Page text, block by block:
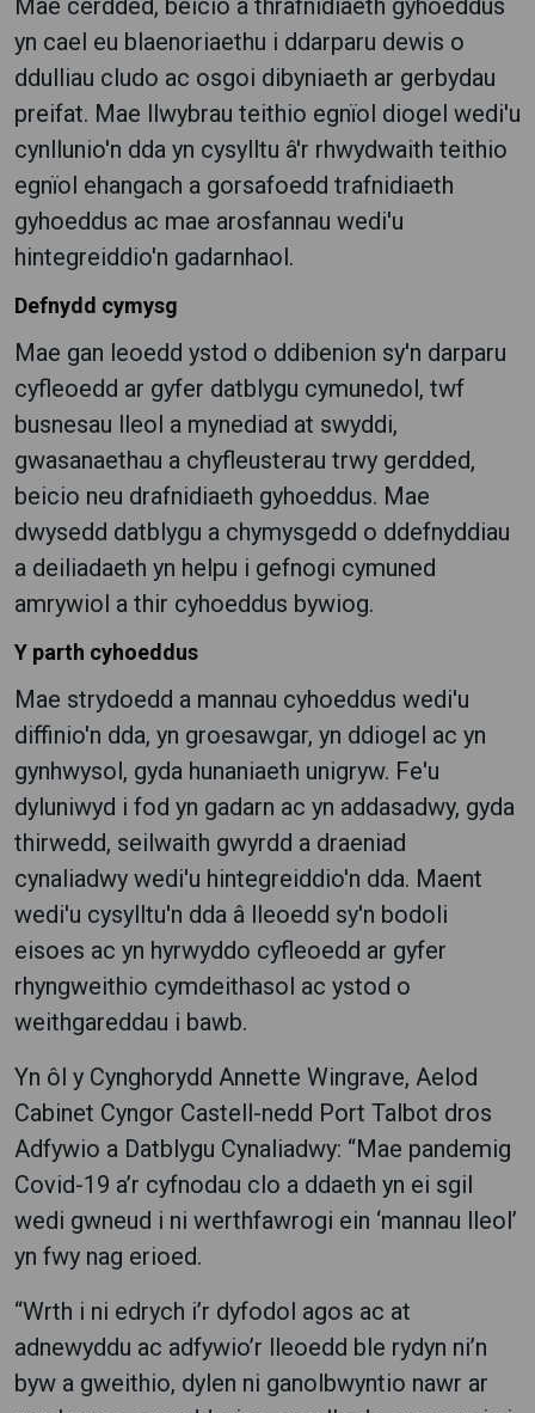
Mae cerdded, beicio a thrafnidiaeth gyhoeddus
yn cael eu blaenoriaethu i ddarparu dewis o
ddulliau cludo ac osgoi dibyniaeth ar gerbydau
preifat. Mae llwybrau teithio egnïol diogel wedi'u
cynllunio'n dda yn cysylltu â'r rhwydwaith teithio
egnïol ehangach a gorsafoedd trafnidiaeth
gyhoeddus ac mae arosfannau wedi'u
hintegreiddio'n gadarnhaol.
Defnydd cymysg
Mae gan leoedd ystod o ddibenion sy'n darparu
cyfleoedd ar gyfer datblygu cymunedol, twf
busnesau lleol a mynediad at swyddi,
gwasanaethau a chyfleusterau trwy gerdded,
beicio neu drafnidiaeth gyhoeddus. Mae
dwysedd datblygu a chymysgedd o ddefnyddiau
a deiliadaeth yn helpu i gefnogi cymuned
amrywiol a thir cyhoeddus bywiog.
Y parth cyhoeddus
Mae strydoedd a mannau cyhoeddus wedi'u
diffinio'n dda, yn groesawgar, yn ddiogel ac yn
gynhwysol, gyda hunaniaeth unigryw. Fe'u
dyluniwyd i fod yn gadarn ac yn addasadwy, gyda
thirwedd, seilwaith gwyrdd a draeniad
cynaliadwy wedi'u hintegreiddio'n dda. Maent
wedi'u cysylltu'n dda â lleoedd sy'n bodoli
eisoes ac yn hyrwyddo cyfleoedd ar gyfer
rhyngweithio cymdeithasol ac ystod o
weithgareddau i bawb.
Yn ôl y Cynghorydd Annette Wingrave, Aelod
Cabinet Cyngor Castell-nedd Port Talbot dros
Adfywio a Datblygu Cynaliadwy: “Mae pandemig
Covid-19 a’r cyfnodau clo a ddaeth yn ei sgil
wedi gwneud i ni werthfawrogi ein ‘mannau lleol’
yn fwy nag erioed.
“Wrth i ni edrych i’r dyfodol agos ac at
adnewyddu ac adfywio’r lleoedd ble rydyn ni’n
byw a gweithio, dylen ni ganolbwyntio nawr ar